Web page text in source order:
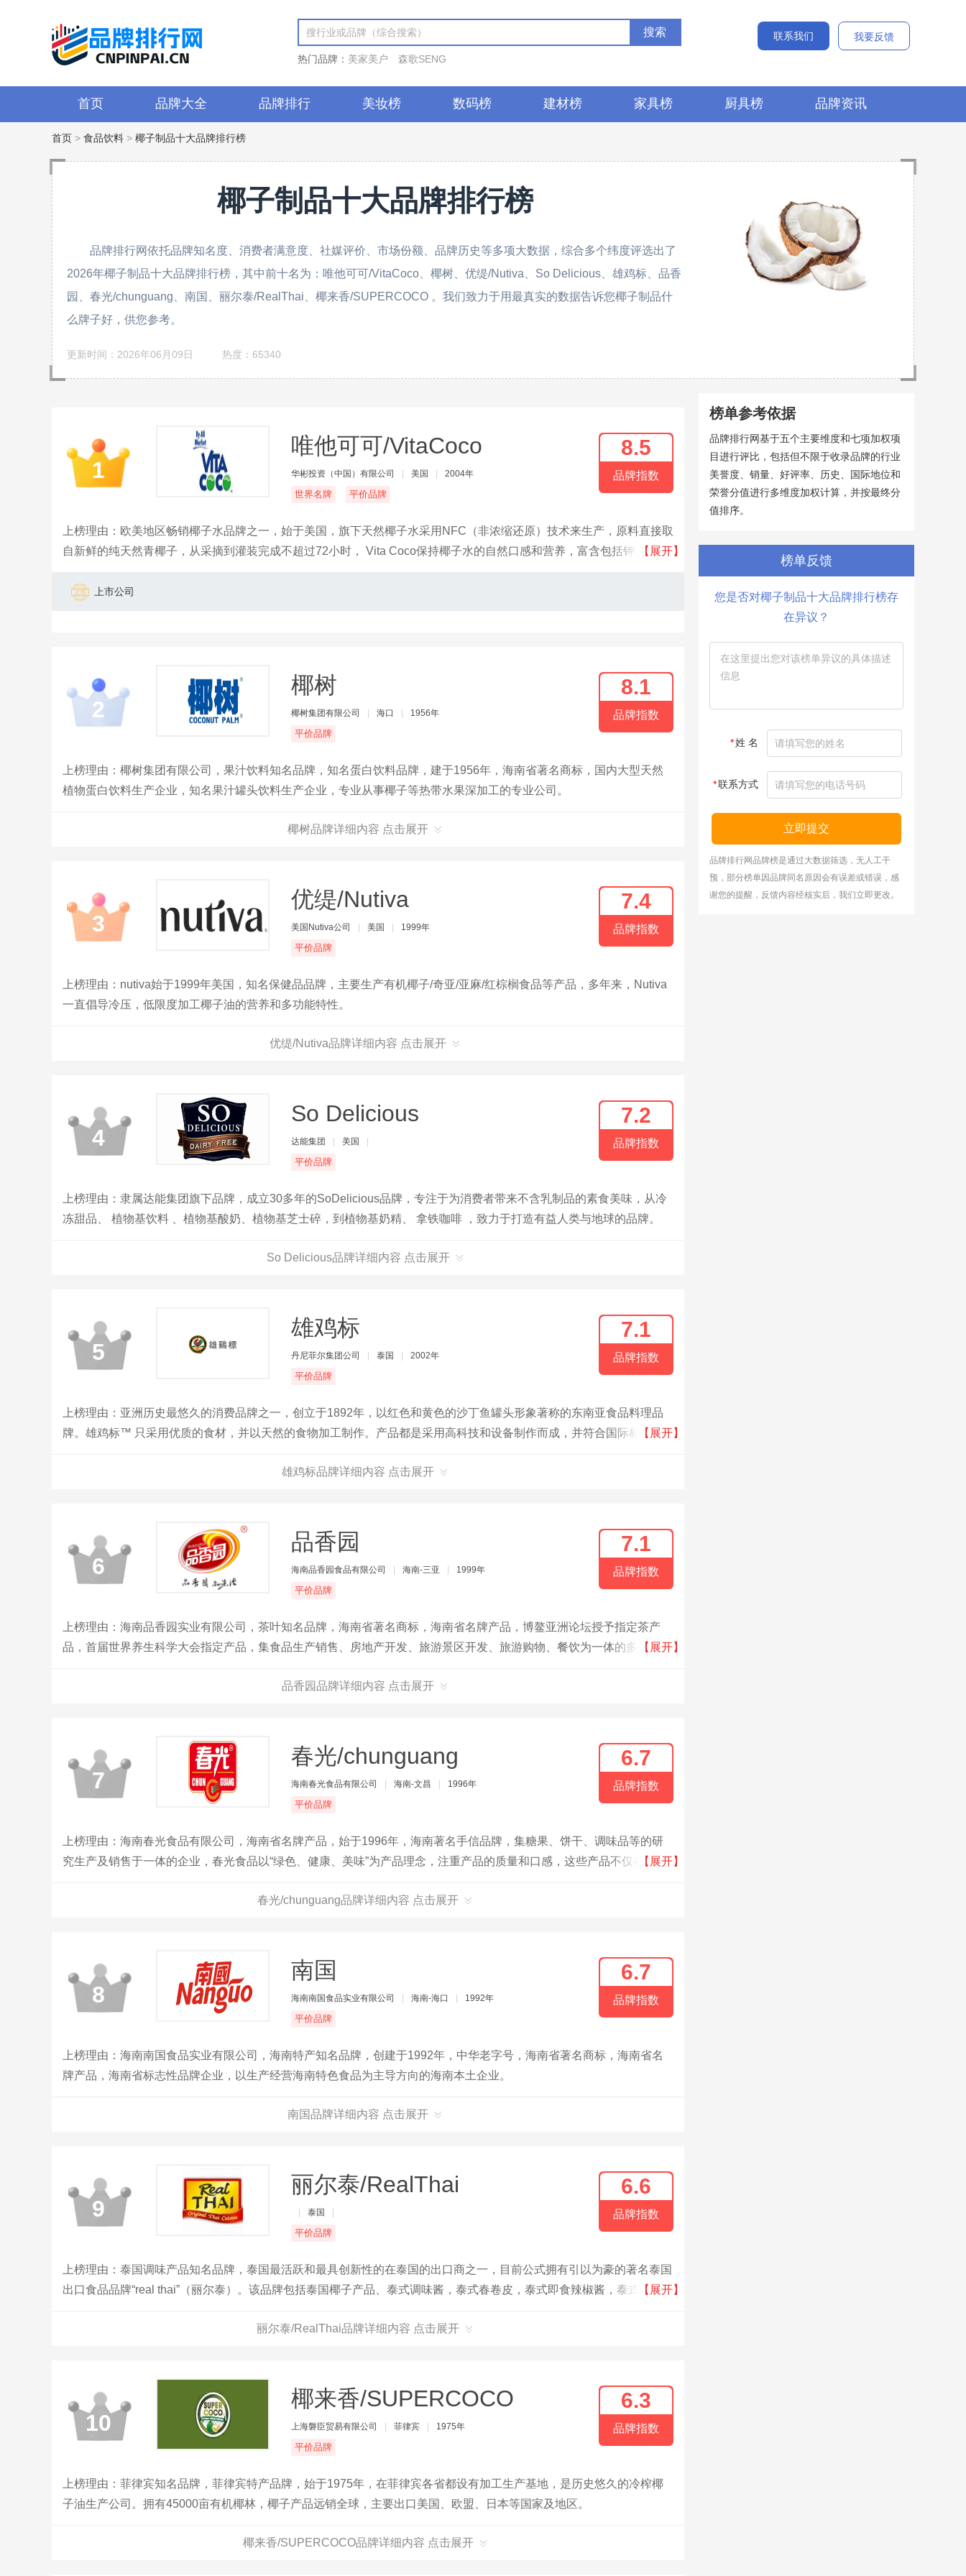
联系我们
我要反馈
热门品牌： 美家美户 森歌SENG
首页 品牌大全 品牌排行 美妆榜 数码榜 建材榜 家具榜 厨具榜 品牌资讯
首页 > 食品饮料 > 椰子制品十大品牌排行榜
椰子制品十大品牌排行榜
品牌排行网依托品牌知名度、消费者满意度、社媒评价、市场份额、品牌历史等多项大数据，综合多个纬度评选出了
2026年椰子制品十大品牌排行榜，其中前十名为：唯他可可/VitaCoco、椰树、优缇/Nutiva、So Delicious、雄鸡标、品香
园、春光/chunguang、南国、丽尔泰/RealThai、椰来香/SUPERCOCO 。我们致力于用最真实的数据告诉您椰子制品什
么牌子好，供您参考。
更新时间：2026年06月09日 热度：65340
1
唯他可可/VitaCoco
华彬投资（中国）有限公司 美国 2004年
世界名牌 平价品牌
8.5
品牌指数
上榜理由：欧美地区畅销椰子水品牌之一，始于美国，旗下天然椰子水采用NFC（非浓缩还原）技术来生产，原料直接取
自新鲜的纯天然青椰子，从采摘到灌装完成不超过72小时， Vita Coco保持椰子水的自然口感和营养，富含包括钾、镁、
【展开】
上市公司
2
椰树
椰树集团有限公司 海口 1956年
平价品牌
8.1
品牌指数
上榜理由：椰树集团有限公司，果汁饮料知名品牌，知名蛋白饮料品牌，建于1956年，海南省著名商标，国内大型天然
植物蛋白饮料生产企业，知名果汁罐头饮料生产企业，专业从事椰子等热带水果深加工的专业公司。
椰树品牌详细内容 点击展开
3
优缇/Nutiva
美国Nutiva公司 美国 1999年
平价品牌
7.4
品牌指数
上榜理由：nutiva始于1999年美国，知名保健品品牌，主要生产有机椰子/奇亚/亚麻/红棕榈食品等产品，多年来，Nutiva
一直倡导冷压，低限度加工椰子油的营养和多功能特性。
优缇/Nutiva品牌详细内容 点击展开
4
So Delicious
达能集团 美国
平价品牌
7.2
品牌指数
上榜理由：隶属达能集团旗下品牌，成立30多年的SoDelicious品牌，专注于为消费者带来不含乳制品的素食美味，从冷
冻甜品、 植物基饮料 、植物基酸奶、植物基芝士碎，到植物基奶精、 拿铁咖啡 ，致力于打造有益人类与地球的品牌。
So Delicious品牌详细内容 点击展开
5
雄鸡标
丹尼菲尔集团公司 泰国 2002年
平价品牌
7.1
品牌指数
上榜理由：亚洲历史最悠久的消费品牌之一，创立于1892年，以红色和黄色的沙丁鱼罐头形象著称的东南亚食品料理品
牌。雄鸡标™ 只采用优质的食材，并以天然的食物加工制作。产品都是采用高科技和设备制作而成，并符合国际标准，
【展开】
雄鸡标品牌详细内容 点击展开
6
品香园
海南品香园食品有限公司 海南-三亚 1999年
平价品牌
7.1
品牌指数
上榜理由：海南品香园实业有限公司，茶叶知名品牌，海南省著名商标，海南省名牌产品，博鳌亚洲论坛授予指定茶产
品，首届世界养生科学大会指定产品，集食品生产销售、房地产开发、旅游景区开发、旅游购物、餐饮为一体的多元化民
【展开】
品香园品牌详细内容 点击展开
7
春光/chunguang
海南春光食品有限公司 海南-文昌 1996年
平价品牌
6.7
品牌指数
上榜理由：海南春光食品有限公司，海南省名牌产品，始于1996年，海南著名手信品牌，集糖果、饼干、调味品等的研
究生产及销售于一体的企业，春光食品以“绿色、健康、美味”为产品理念，注重产品的质量和口感，这些产品不仅在国内
【展开】
春光/chunguang品牌详细内容 点击展开
8
南国
海南南国食品实业有限公司 海南-海口 1992年
平价品牌
6.7
品牌指数
上榜理由：海南南国食品实业有限公司，海南特产知名品牌，创建于1992年，中华老字号，海南省著名商标，海南省名
牌产品，海南省标志性品牌企业，以生产经营海南特色食品为主导方向的海南本土企业。
南国品牌详细内容 点击展开
9
丽尔泰/RealThai
泰国
平价品牌
6.6
品牌指数
上榜理由：泰国调味产品知名品牌，泰国最活跃和最具创新性的在泰国的出口商之一，目前公式拥有引以为豪的著名泰国
出口食品品牌“real thai”（丽尔泰）。该品牌包括泰国椰子产品、泰式调味酱，泰式春卷皮，泰式即食辣椒酱，泰式即食【展开】
丽尔泰/RealThai品牌详细内容 点击展开
10
椰来香/SUPERCOCO
上海磐臣贸易有限公司 菲律宾 1975年
平价品牌
6.3
品牌指数
上榜理由：菲律宾知名品牌，菲律宾特产品牌，始于1975年，在菲律宾各省都设有加工生产基地，是历史悠久的冷榨椰
子油生产公司。拥有45000亩有机椰林，椰子产品远销全球，主要出口美国、欧盟、日本等国家及地区。
椰来香/SUPERCOCO品牌详细内容 点击展开
榜单参考依据
品牌排行网基于五个主要维度和七项加权项
目进行评比，包括但不限于收录品牌的行业
美誉度、销量、好评率、历史、国际地位和
荣誉分值进行多维度加权计算，并按最终分
值排序。
榜单反馈
您是否对椰子制品十大品牌排行榜存
在异议？
*姓 名
*联系方式
立即提交
品牌排行网品牌榜是通过大数据筛选，无人工干
预，部分榜单因品牌同名原因会有误差或错误，感
谢您的提醒，反馈内容经核实后，我们立即更改。